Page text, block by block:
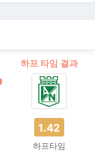
하프 타임 결과
1.42
하프타임